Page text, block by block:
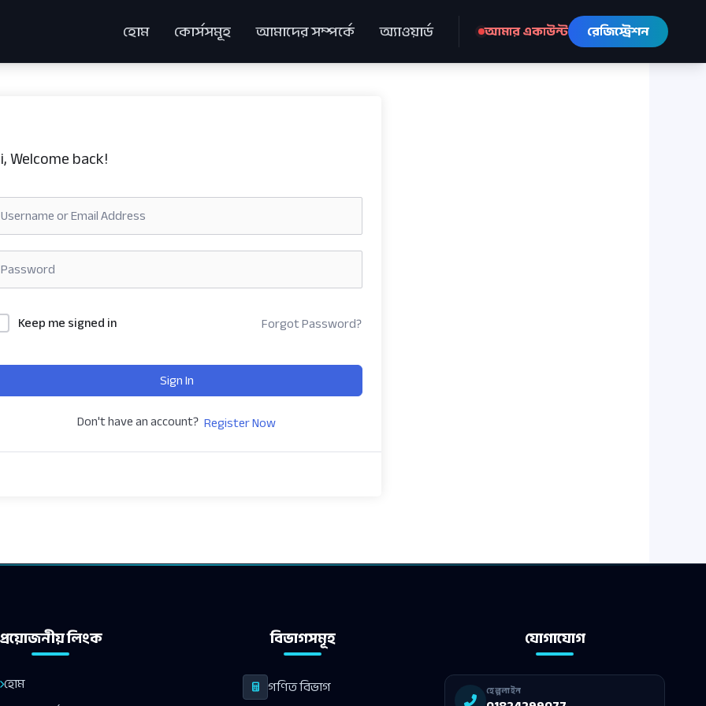
হোম কোর্সসমূহ আমাদের সম্পর্কে অ্যাওয়ার্ড আমার একাউন্ট রেজিস্ট্রেশন
Welcome back!
Keep me signed in Forgot Password?
Sign In
Don't have an account? Register Now
প্রয়োজনীয় লিংক
হোম
বিভাগসমূহ
গণিত বিভাগ
যোগাযোগ
হেল্পলাইন